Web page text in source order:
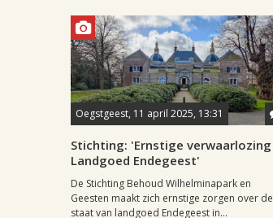
Oegstgeest, 11 april 2025, 13:31
Stichting: 'Ernstige verwaarlozing
Landgoed Endegeest'
De Stichting Behoud Wilhelminapark en
Geesten maakt zich ernstige zorgen over de
staat van landgoed Endegeest in...